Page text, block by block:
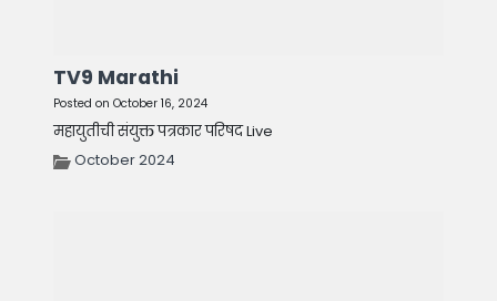
TV9 Marathi
Posted on October 16, 2024
महायुतीची संयुक्त पत्रकार परिषद Live
October 2024